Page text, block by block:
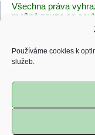
Používáme cookies k
služeb.
Všechna práva
možné pouze se
Zásady cookies
Poslední změna